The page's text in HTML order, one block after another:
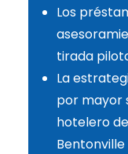
Los
tirada
La
por mayor
hotelero
Bentonville